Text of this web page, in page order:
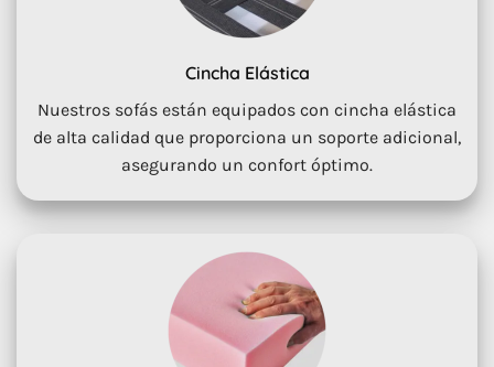
Cincha Elástica
Nuestros sofás están equipados con cincha elástica
de alta calidad que proporciona un soporte adicional,
asegurando un confort óptimo.